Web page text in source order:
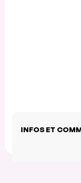
INFOS ET